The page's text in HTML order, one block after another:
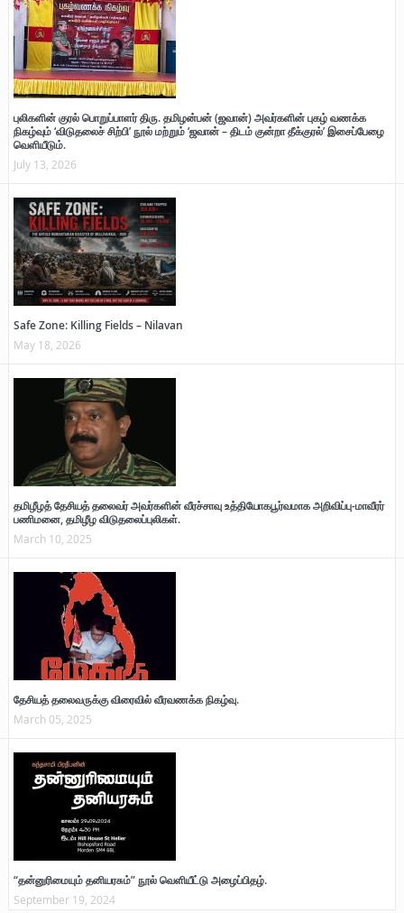
புலிகளின் குரல் பொறுப்பாளர் திரு. தமிழன்பன் (ஜவான்) அவர்களின் புகழ் வணக்க
நிகழ்வும் ‘விடுதலைச் சிற்பி’ நூல் மற்றும் ‘ஜவான் – திடம் குன்றா தீக்குரல்’ இசைப்பேழை
வெளியீடும்.
July 13, 2026
Safe Zone: Killing Fields – Nilavan
May 18, 2026
தமிழீழத் தேசியத் தலைவர் அவர்களின் வீரச்சாவு உத்தியோகபூர்வமாக அறிவிப்பு-மாவீரர்
பணிமனை, தமிழீழ விடுதலைப்புலிகள்.
March 10, 2025
தேசியத் தலைவருக்கு விரைவில் வீரவணக்க நிகழ்வு.
March 05, 2025
“தன்னுரிமையும் தனியரசும்” நூல் வெளியீட்டு அழைப்பிதழ்.
September 19, 2024